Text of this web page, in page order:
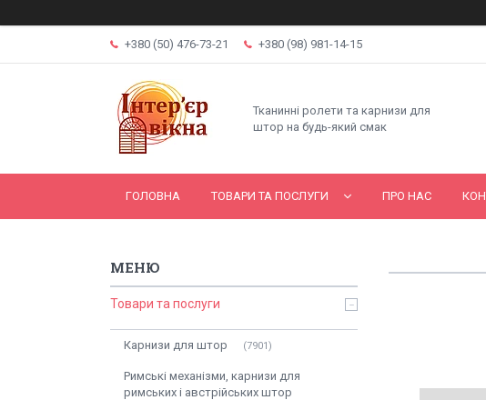
+380 (50) 476-73-21 +380 (98) 981-14-15
Тканинні ролети та карнизи для
штор на будь-який смак
ГОЛОВНА ТОВАРИ ТА ПОСЛУГИ ПРО НАС
Товари та послуги
Карнизи для штор 7901
Римські механізми, карнизи для
римських і австрійських штор